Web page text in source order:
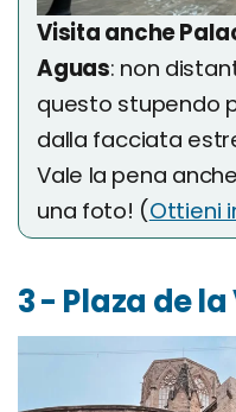
Visita anche
Aguas: non
questo stupendo
dalla facciata
Vale la pena
una foto! (Ottieni
3 - Plaza de